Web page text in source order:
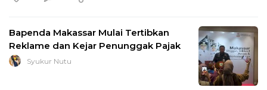
Bapenda Makassar Mulai Tertibkan
Reklame dan Kejar Penunggak Pajak
Syukur Nutu